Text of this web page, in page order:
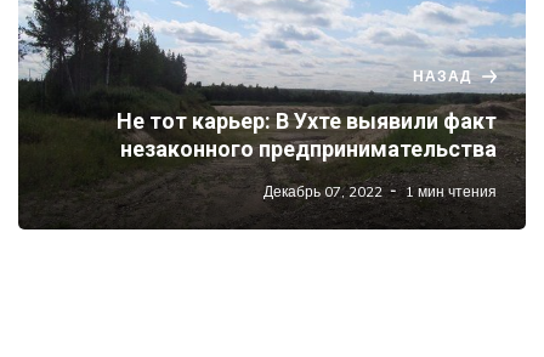
НАЗАД
Не тот карьер: В Ухте выявили факт
незаконного предпринимательства
Декабрь 07, 2022 1 мин чтения